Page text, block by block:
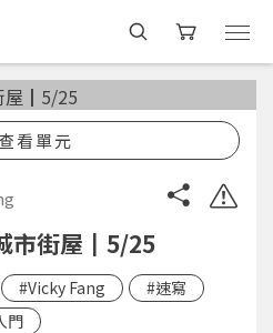
看單元
市街屋┃5/25
#Vicky Fang
#速寫
門